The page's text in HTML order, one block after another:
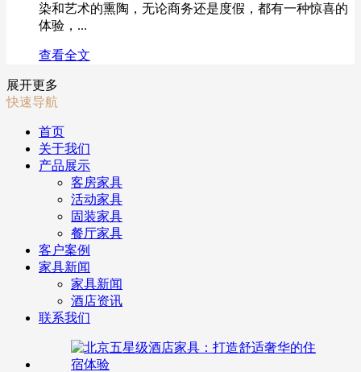
染和艺术的熏陶，无论商务还是度假，都有一种惊喜的
体验，...
查看全文
展开更多
快速导航
首页
关于我们
产品展示
客房家具
活动家具
固装家具
餐厅家具
客户案例
家具新闻
家具新闻
酒店资讯
联系我们